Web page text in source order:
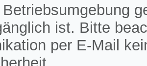
ist. Bitte
per E-Mail